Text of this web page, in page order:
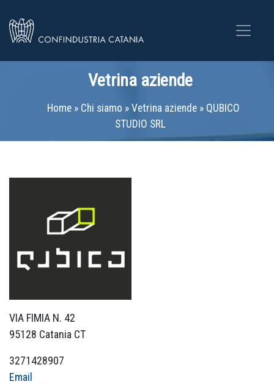
Vetrina aziende
Home» Chi siamo » Vetrina aziende» QUBICO
STUDIO SRL
VIA FIMIA N. 42
95128 Catania CT
3271428907
Email